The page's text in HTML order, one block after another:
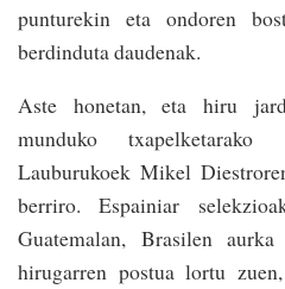
punturekin eta ondoren
berdinduta daudenak.
Aste honetan, eta hiru
munduko
Lauburukoek Mikel
berriro. Espainiar
Guatemalan, Brasilen
hirugarren postua lortu